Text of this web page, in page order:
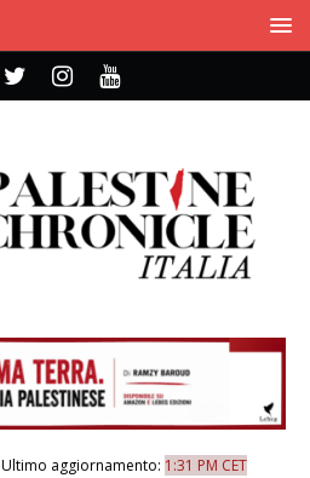
Ultimo aggiornamento: 1:31 PM CET